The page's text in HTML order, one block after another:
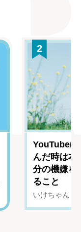
2
YouTuber
んだ時は
分の機嫌を
ること
いけちゃん（